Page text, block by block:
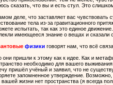
сказать, что вы и есть стул. Это
деле, что заставляет вас чувствовать
тела из-за гравитационного
испытать, так как это единое
имеющееся знание о вещах и сказали
физики говорят нам, что всё
пришли к этому как к идее. Как и
необходимо для вашего
пришёл учёный и заявил, что не
запомненное утверждение.
вашей жизни нет пространства (я всегда